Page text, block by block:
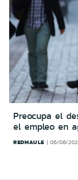
Preocupa el
el empleo en
REDMAULE 06/08/